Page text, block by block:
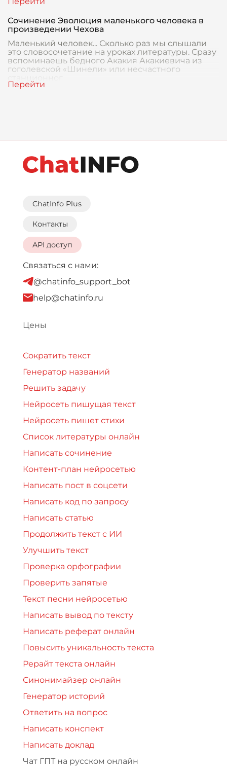
Сочинение Эволюция маленького человека в
произведении Чехова
Маленький человек... Сколько раз мы слышали
это словосочетание на уроках литературы. Сразу
вспоминаешь бедного Акакия Акакиевича из
гоголевской «Шинели» или несчастного
ChatInfo Plus
Контакты
API доступ
Связаться с нами:
@chatinfo_support_bot
help@chatinfo.ru
Цены
Сократить текст
Генератор названий
Решить задачу
Нейросеть пишущая текст
Нейросеть пишет стихи
Список литературы онлайн
Написать сочинение
Контент-план нейросетью
Написать пост в соцсети
Написать код по запросу
Написать статью
Продолжить текст с ИИ
Улучшить текст
Проверка орфографии
Проверить запятые
Текст песни нейросетью
Написать вывод по тексту
Написать реферат онлайн
Повысить уникальность текста
Рерайт текста онлайн
Синонимайзер онлайн
Генератор историй
Ответить на вопрос
Написать конспект
Написать доклад
Чат ГПТ на русском онлайн